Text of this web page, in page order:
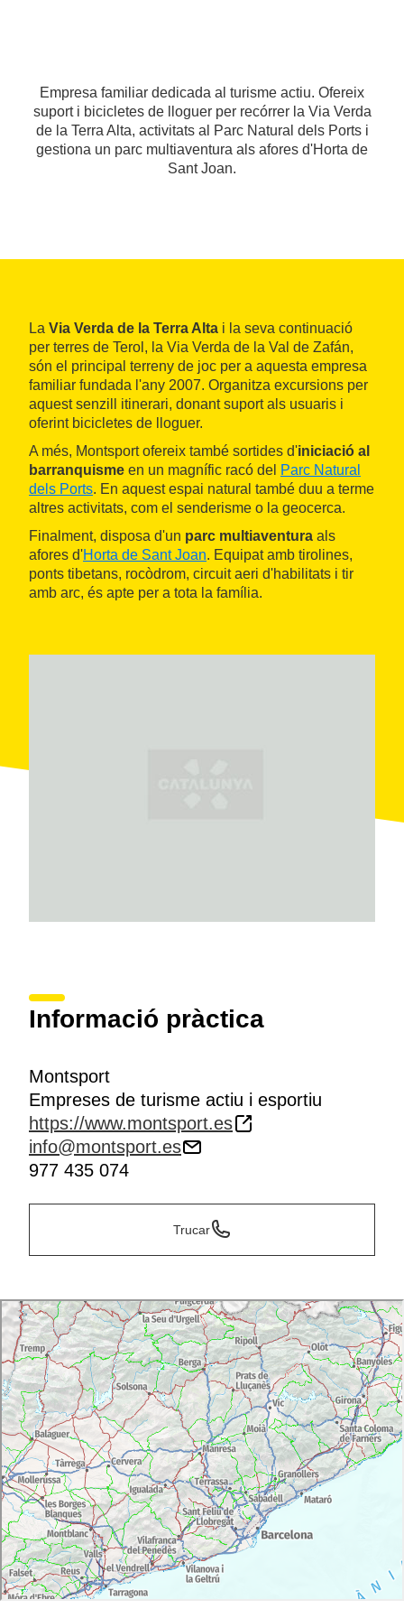
Empresa familiar dedicada al turisme actiu. Ofereix
suport i bicicletes de lloguer per recórrer la Via Verda
de la Terra Alta, activitats al Parc Natural dels Ports i
gestiona un parc multiaventura als afores d'Horta de
Sant Joan.
La Via Verda de la Terra Alta i la seva continuació
per terres de Terol, la Via Verda de la Val de Zafán,
són el principal terreny de joc per a aquesta empresa
familiar fundada l'any 2007. Organitza excursions per
aquest senzill itinerari, donant suport als usuaris i
oferint bicicletes de lloguer.
A més, Montsport ofereix també sortides d'iniciació al
barranquisme en un magnífic racó del Parc Natural
dels Ports. En aquest espai natural també duu a terme
altres activitats, com el senderisme o la geocerca.
Finalment, disposa d'un parc multiaventura als
afores d'Horta de Sant Joan. Equipat amb tirolines,
ponts tibetans, rocòdrom, circuit aeri d'habilitats i tir
amb arc, és apte per a tota la família.
Informació pràctica
Montsport
Empreses de turisme actiu i esportiu
https://www.montsport.es
info@montsport.es
977 435 074
Trucar